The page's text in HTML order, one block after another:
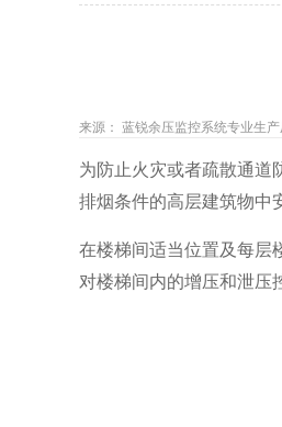
来源： 蓝锐余压监控系统专业生产
为防止火灾或者疏散通道
排烟条件的高层建筑物中
在楼梯间适当位置及每层
对楼梯间内的增压和泄压